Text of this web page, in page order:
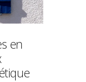
en